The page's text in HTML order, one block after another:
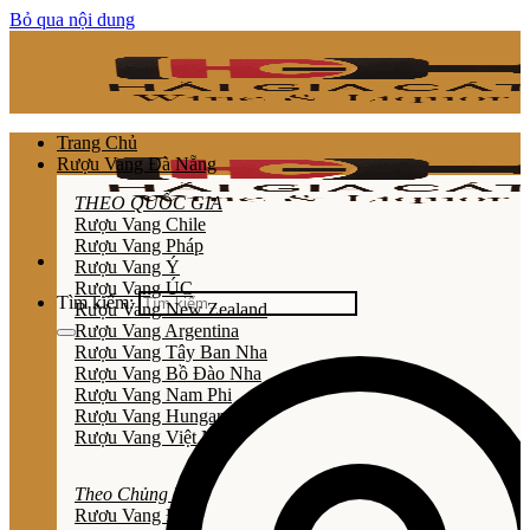
Bỏ qua nội dung
Tìm kiếm:
Trang Chủ
Rượu Vang Đà Nẵng
THEO QUỐC GIA
Rượu Vang Chile
Rượu Vang Pháp
Rượu Vang Ý
Rượu Vang ÚC
Rượu Vang New Zealand
Rượu Vang Argentina
Rượu Vang Tây Ban Nha
Rượu Vang Bồ Đào Nha
Rượu Vang Nam Phi
Rượu Vang Hungary
Rượu Vang Việt Nam
Theo Chủng Loại
Rươu Vang Đỏ